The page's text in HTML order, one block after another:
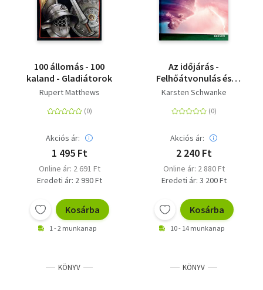
100 állomás - 100
kaland - Gladiátorok
Rupert Matthews
Akciós ár:
1 495 Ft
Online ár: 2 691 Ft
Eredeti ár: 2 990 Ft
Kosárba
1 - 2 munkanap
Az időjárás -
Felhőátvonulás és
napsütés - Mi Micsoda
Karsten Schwanke
Akciós ár:
2 240 Ft
Online ár: 2 880 Ft
Eredeti ár: 3 200 Ft
Kosárba
10 - 14 munkanap
KÖNYV KÖNYV